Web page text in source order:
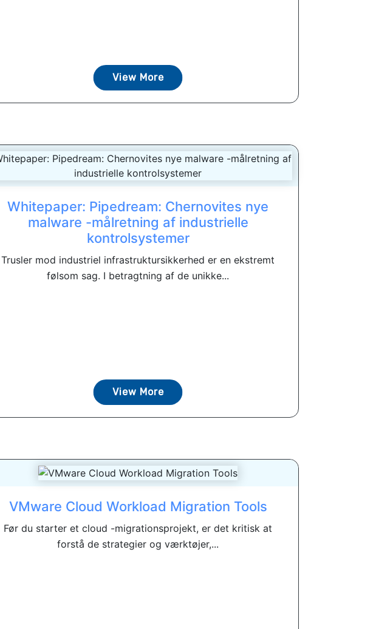
View More
Whitepaper: Pipedream: Chernovites nye
malware -målretning af industrielle
kontrolsystemer
Trusler mod industriel infrastruktursikkerhed er en ekstremt
følsom sag. I betragtning af de unikke...
View More
VMware Cloud Workload Migration Tools
Før du starter et cloud -migrationsprojekt, er det kritisk at
forstå de strategier og værktøjer,...